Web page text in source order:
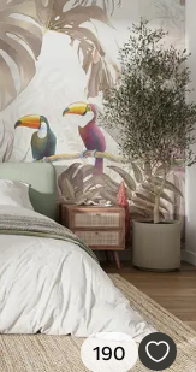
190